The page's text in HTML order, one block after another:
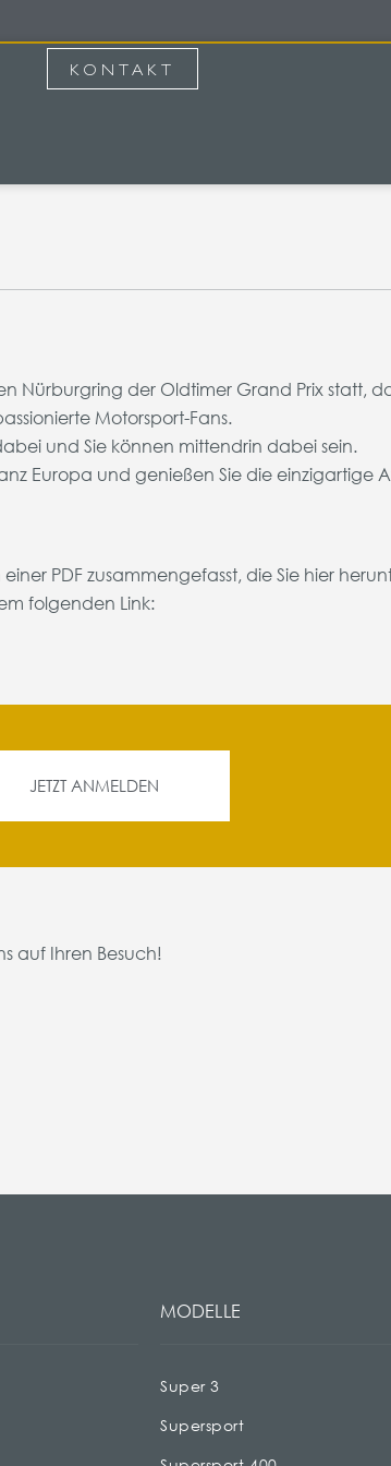
KONTAKT
Nürburgring der Oldtimer Grand Prix statt,
Motorsport-Fans.
und Sie können mittendrin dabei sein.
Europa und genießen Sie die einzigartige
PDF zusammengefasst, die Sie hier
folgenden Link:
JETZT ANMELDEN
auf Ihren Besuch!
MODELLE
Super 3
Supersport